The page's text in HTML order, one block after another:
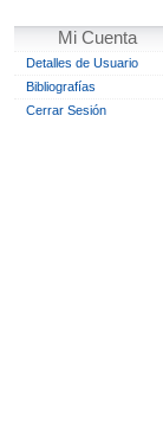
Mi Cuenta
Detalles de Usuario
Bibliografías
Cerrar Sesión